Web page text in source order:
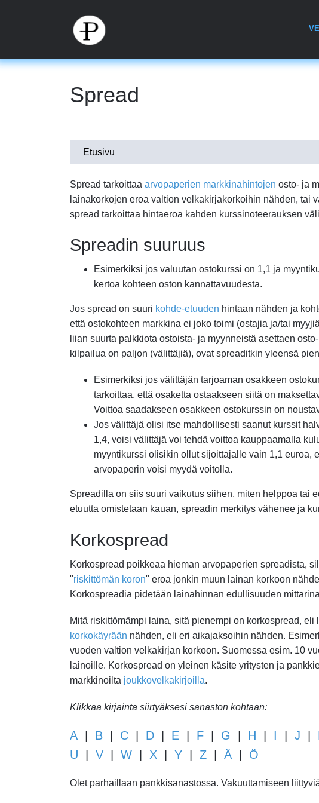
Spread
Olet
täällä
Etusivu
Spread tarkoittaa arvopaperien markkinahintojen osto- ja
lainakorkojen eroa valtion velkakirjakorkoihin nähden, tai
spread tarkoittaa hintaeroa kahden kurssinoteerauksen
Spreadin suuruus
Esimerkiksi jos valuutan ostokurssi on 1,1 ja
kertoa kohteen oston kannattavuudesta.
Jos spread on suuri kohde-etuuden hintaan nähden ja
että ostokohteen markkina ei joko toimi (ostajia ja/tai
liian suurta palkkiota ostoista- ja myynneistä asettaen
kilpailua on paljon (välittäjiä), ovat spreaditkin yleensä
Esimerkiksi jos välittäjän tarjoaman osakkeen
tarkoittaa, että osaketta ostaakseen siitä on
Voittoa saadakseen osakkeen ostokurssin on
Jos välittäjä olisi itse mahdollisesti saanut kurssit
1,4, voisi välittäjä voi tehdä voittoa kauppaamalla
myyntikurssi olisikin ollut sijoittajalle vain 1,1 euroa,
arvopaperin voisi myydä voitolla.
Spreadilla on siis suuri vaikutus siihen, miten helppoa tai
etuutta omistetaan kauan, spreadin merkitys vähenee ja
Korkospread
Korkospread poikkeaa hieman arvopaperien spreadista,
"riskittömän koron" eroa jonkin muun lainan korkoon
Korkospreadia pidetään lainahinnan edullisuuden
Mitä riskittömämpi laina, sitä pienempi on korkospread,
korkokäyrään nähden, eli eri aikajaksoihin nähden.
vuoden valtion velkakirjan korkoon. Suomessa esim. 10
lainoille. Korkospread on yleinen käsite yritysten ja
markkinoilta joukkovelkakirjoilla.
Klikkaa kirjainta siirtyäksesi sanaston kohtaan:
A B C D E F G H I J
U
V W X Y Z Ä Ö
Olet parhaillaan pankkisanastossa. Vakuuttamiseen